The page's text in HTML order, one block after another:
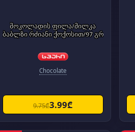
შოკოლადის ფილა/მილკა
ბაბლზი რძიანი ქოქოსით/97 გრ
Chocolate
9.75₾3.99₾